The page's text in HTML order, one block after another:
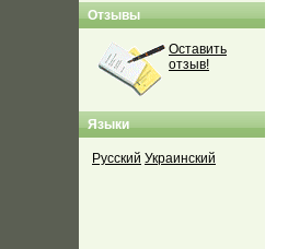
Отзывы
Оставить
отзыв!
Языки
Русский Украинский